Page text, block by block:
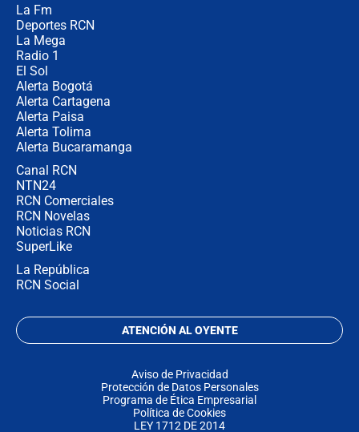
La Fm
Deportes RCN
La Mega
Radio 1
El Sol
Alerta Bogotá
Alerta Cartagena
Alerta Paisa
Alerta Tolima
Alerta Bucaramanga
Canal RCN
NTN24
RCN Comerciales
RCN Novelas
Noticias RCN
SuperLike
La República
RCN Social
ATENCIÓN AL OYENTE
Aviso de Privacidad
Protección de Datos Personales
Programa de Ética Empresarial
Política de Cookies
LEY 1712 DE 2014